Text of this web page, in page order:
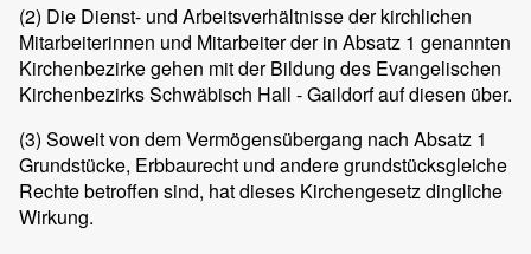
(2) Die Dienst- und Arbeitsverhältnisse der kirchlichen
Mitarbeiterinnen und Mitarbeiter der in Absatz 1 genannten
Kirchenbezirke gehen mit der Bildung des Evangelischen
Kirchenbezirks Schwäbisch Hall - Gaildorf auf diesen über.
(3) Soweit von dem Vermögensübergang nach Absatz 1
Grundstücke, Erbbaurecht und andere grundstücksgleiche
Rechte betroffen sind, hat dieses Kirchengesetz dingliche
Wirkung.